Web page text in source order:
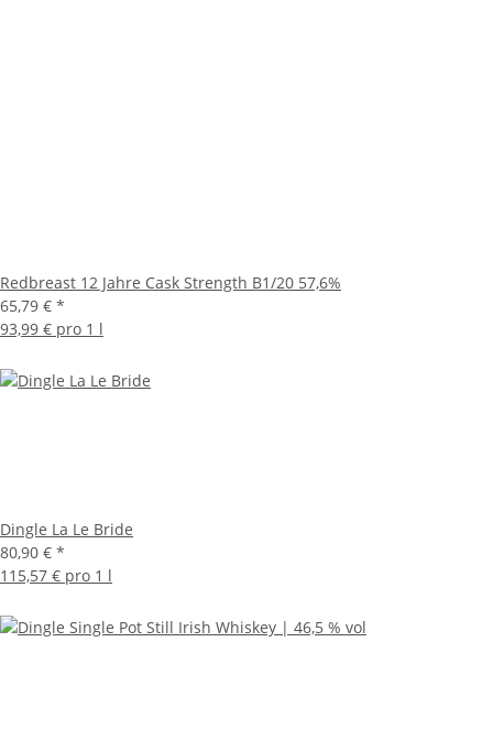
Redbreast 12 Jahre Cask Strength B1/20 57,6%
65,79 € *
93,99 € pro 1 l
Dingle La Le Bride
80,90 € *
115,57 € pro 1 l